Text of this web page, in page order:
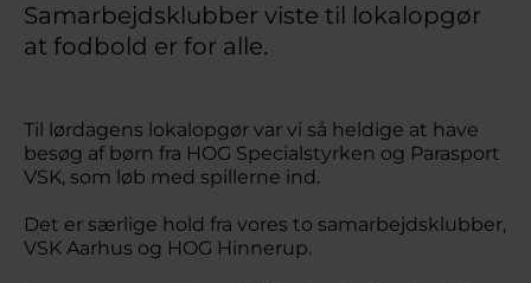
Samarbejdsklubber viste til lokalopgør
at fodbold er for alle.
Til lørdagens lokalopgør var vi så heldige at have
besøg af børn fra HOG Specialstyrken og Parasport
VSK, som løb med spillerne ind.
Det er særlige hold fra vores to samarbejdsklubber,
VSK Aarhus og HOG Hinnerup.